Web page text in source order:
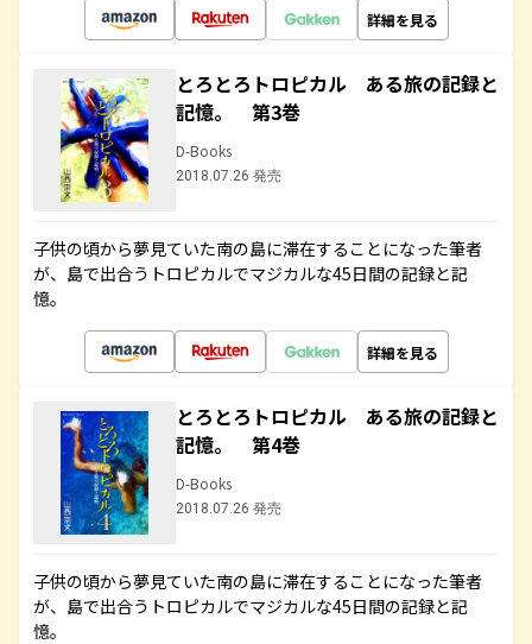
詳細を見る
とろとろトロピカル ある旅の記録と
記憶。 第3巻
D-Books
2018.07.26 発売
子供の頃から夢見ていた南の島に滞在することになった筆者
が、島で出合うトロピカルでマジカルな45日間の記録と記
憶。
詳細を見る
とろとろトロピカル ある旅の記録と
記憶。 第4巻
D-Books
2018.07.26 発売
子供の頃から夢見ていた南の島に滞在することになった筆者
が、島で出合うトロピカルでマジカルな45日間の記録と記
憶。